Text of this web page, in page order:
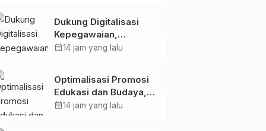
Dukung Digitalisasi
Kepegawaian,
DPMPTSP Sulbar Siap
calendar_month14 jam yang lalu
Optimalisasi Promosi
Edukasi dan Budaya,
Anjungan Provinsi
calendar_month14 jam yang lalu